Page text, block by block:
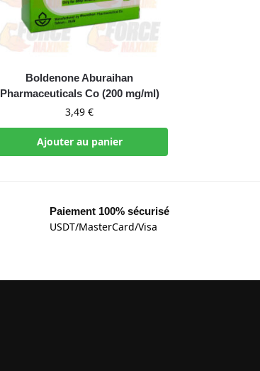
Boldenone Aburaihan
Pharmaceuticals Co (200 mg/ml)
3,49€
Ajouter au panier
Paiement 100% sécurisé
USDT/MasterCard/Visa